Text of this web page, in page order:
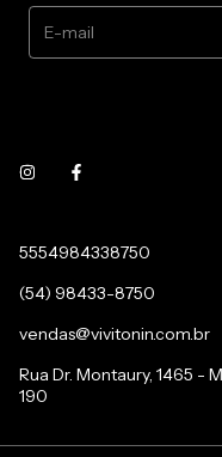
5554984338750
(54) 98433-8750
vendas@vivitonin.com.br
Rua Dr. Montaury, 1465 -
190